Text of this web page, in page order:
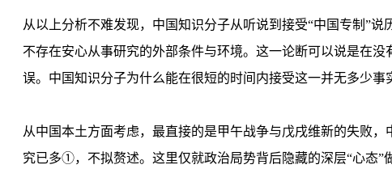
从以上分析不难发现，中国知识分子从听说到接受“中国专制”
不存在安心从事研究的外部条件与环境。这一论断可以说是在
误。中国知识分子为什么能在很短的时间内接受这一并无多少事
从中国本土方面考虑，最直接的是甲午战争与戊戌维新的失败
究已多①，不拟赘述。这里仅就政治局势背后隐藏的深层“心态”